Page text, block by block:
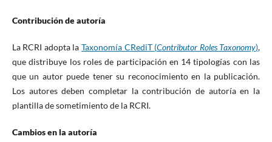
Contribución de autoría
La RCRI adopta la Taxonomía CRediT (Contributor Roles Taxonomy),
que distribuye los roles de participación en 14 tipologías con las
que un autor puede tener su reconocimiento en la publicación.
Los autores deben completar la contribución de autoría en la
plantilla de sometimiento de la RCRI.
Cambios en la autoría